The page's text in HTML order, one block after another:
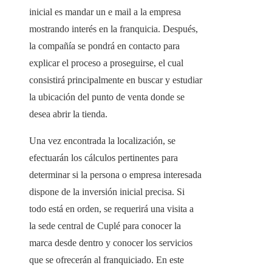
inicial es mandar un e mail a la empresa
mostrando interés en la franquicia. Después,
la compañía se pondrá en contacto para
explicar el proceso a proseguirse, el cual
consistirá principalmente en buscar y estudiar
la ubicación del punto de venta donde se
desea abrir la tienda.
Una vez encontrada la localización, se
efectuarán los cálculos pertinentes para
determinar si la persona o empresa interesada
dispone de la inversión inicial precisa. Si
todo está en orden, se requerirá una visita a
la sede central de Cuplé para conocer la
marca desde dentro y conocer los servicios
que se ofrecerán al franquiciado. En este